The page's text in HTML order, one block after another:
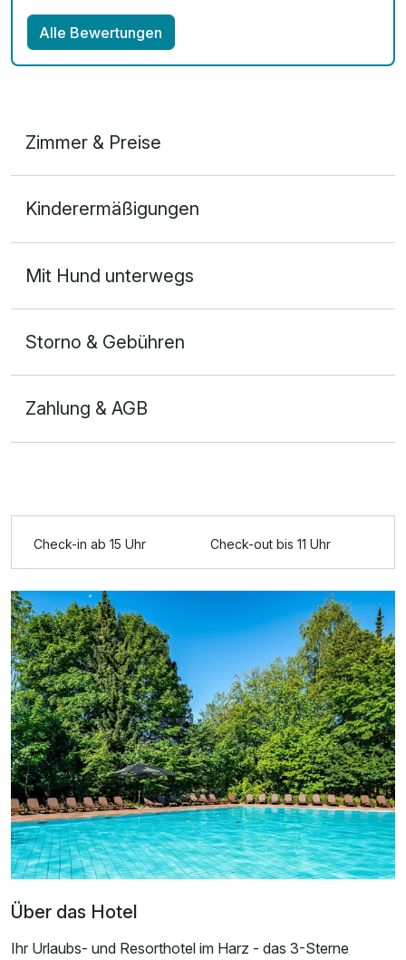
Alle Bewertungen
Zimmer & Preise
2 Erwachsene und 1 Kind
Für 4 Tage p.P. ab338,00 €
Doppelzimmer Panorama
2 Erwachsene und 1 Kind
Kinderermäßigungen
Mit Hund unterwegs
Storno & Gebühren
Zahlung & AGB
Check-in ab 15 Uhr Check-out bis 11 Uhr
Über das Hotel
Ihr Urlaubs- und Resorthotel im Harz - das 3-Sterne